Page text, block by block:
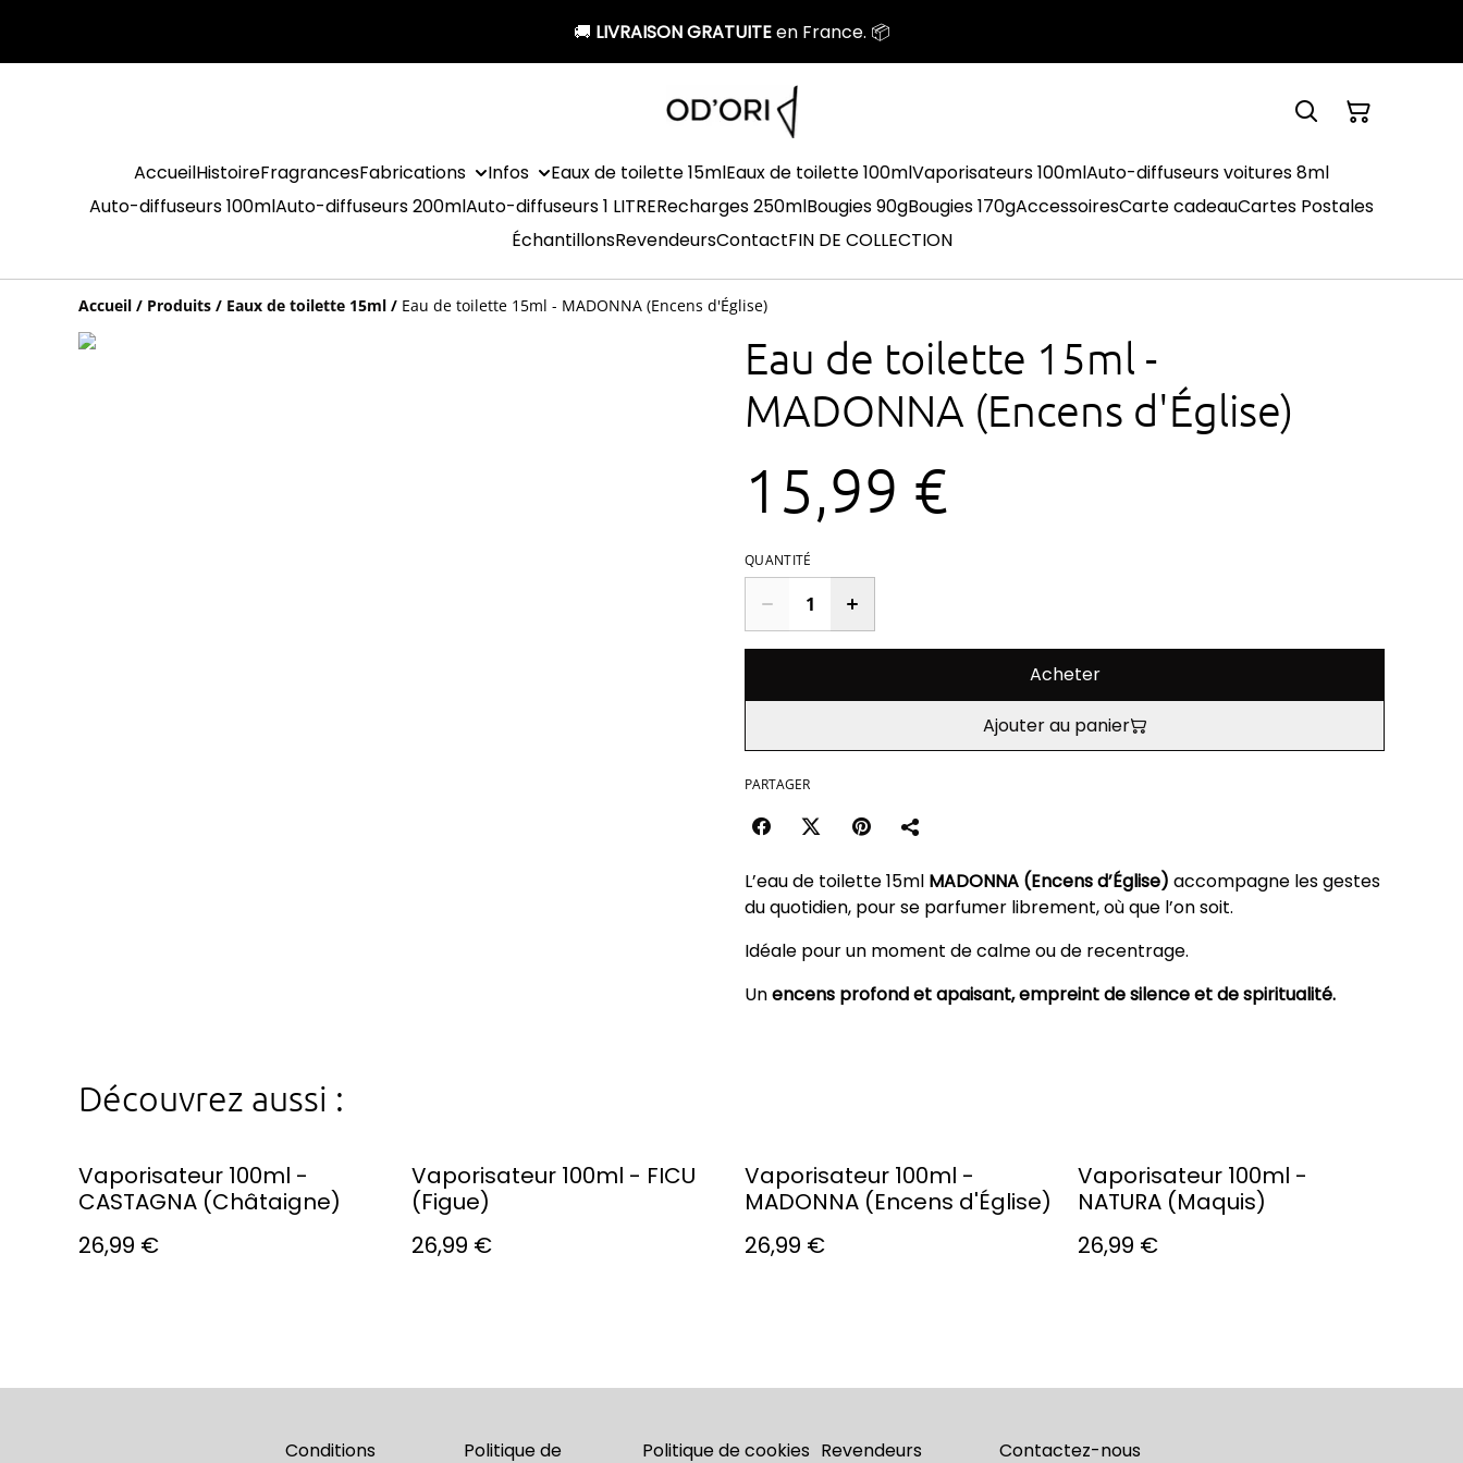
🚚 LIVRAISON GRATUITEen France. 📦
AccueilHistoireFragrancesFabrications Infos Eaux de toilette 15mlEaux de toilette 100mlVaporisateurs 100mlAuto-diffuseurs voitures 8ml
Auto-diffuseurs 100mlAuto-diffuseurs 200mlAuto-diffuseurs 1 LITRERecharges 250mlBougies 90gBougies 170gAccessoiresCarte cadeauCartes Postales
ÉchantillonsRevendeursContactFIN DE COLLECTION
Accueil / Produits / Eaux de toilette 15ml / Eau de toilette 15ml - MADONNA (Encens d'Église)
Eau de toilette 15ml -
MADONNA (Encens d'Église)
15,99 €
QUANTITÉ
Acheter
Ajouter au panier
PARTAGER
L’eau de toilette 15ml MADONNA (Encens d’Église) accompagne les gestes
du quotidien, pour se parfumer librement, où que l’on soit.
Idéale pour un moment de calme ou de recentrage.
Unencens profond et apaisant, empreint de silence et de spiritualité.
Découvrez aussi :
Vaporisateur 100ml -
CASTAGNA (Châtaigne)
26,99 €
Vaporisateur 100ml - FICU
(Figue)
26,99 €
Vaporisateur 100ml -
MADONNA (Encens d'Église)
26,99 €
Vaporisateur 100ml -
NATURA (Maquis)
26,99 €
Conditions
Politique de
Politique de cookies Revendeurs Contactez-nous